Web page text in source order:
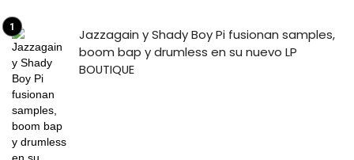
Jazzagain y Shady Boy Pi fusionan samples,
boom bap y drumless en su nuevo LP
BOUTIQUE